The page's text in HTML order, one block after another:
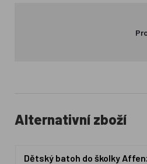
Alternativní zboží
Dětský batoh do školky